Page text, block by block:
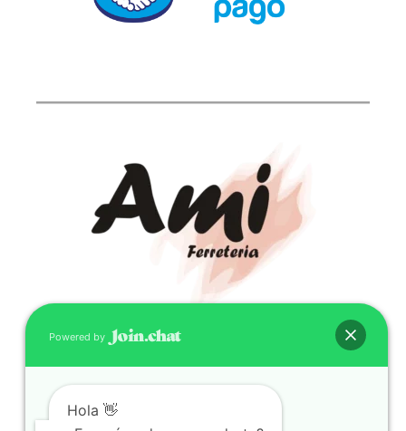
CONTACTO
(598) 099 466 212
correo@ferreami.com.uy
Powered by
Hola 👋